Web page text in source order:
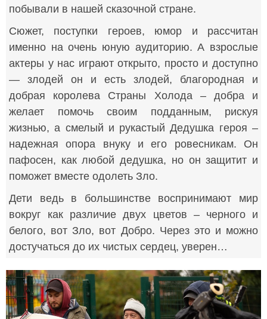
побывали в нашей сказочной стране.
Сюжет, поступки героев, юмор и рассчитан
именно на очень юную аудиторию. А взрослые
актеры у нас играют открыто, просто и доступно
— злодей он и есть злодей, благородная и
добрая королева Страны Холода – добра и
желает помочь своим подданным, рискуя
жизнью, а смелый и рукастый Дедушка героя –
надежная опора внуку и его ровесникам. Он
пафосен, как любой дедушка, но он защитит и
поможет вместе одолеть Зло.
Дети ведь в большинстве воспринимают мир
вокруг как различие двух цветов – черного и
белого, вот Зло, вот Добро. Через это и можно
достучаться до их чистых сердец, уверен…